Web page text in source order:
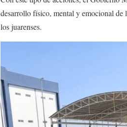
desarrollo físico, mental y emocional de
los juarenses.